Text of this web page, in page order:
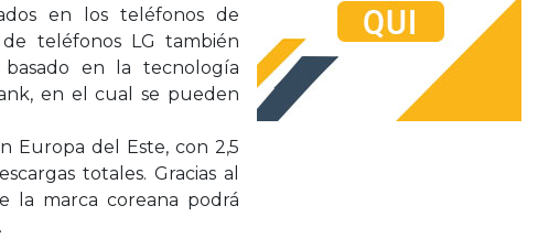
en los teléfonos de
teléfonos LG también
en la tecnología
en el cual se pueden
Europa del Este, con 2,5
totales. Gracias al
la marca coreana podrá